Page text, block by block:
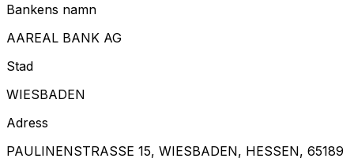
Bankens namn
AAREAL BANK AG
Stad
WIESBADEN
Adress
PAULINENSTRASSE 15, WIESBADEN, HESSEN, 65189